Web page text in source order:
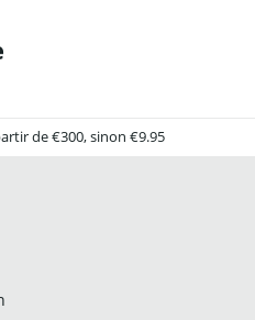
de €300, sinon €9.95